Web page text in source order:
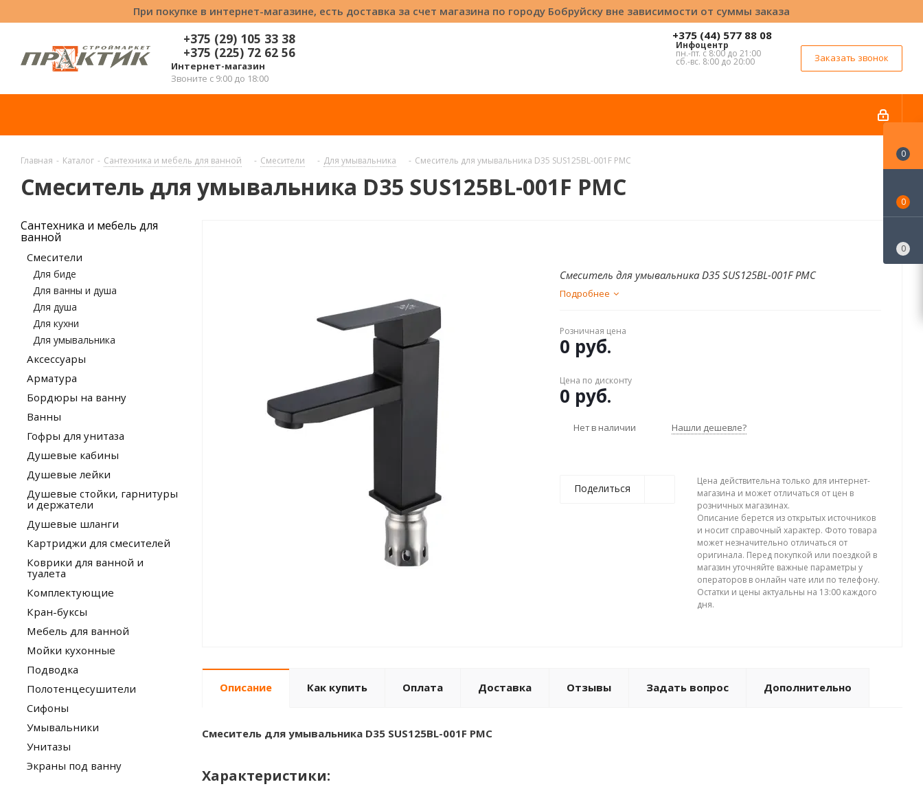
При покупке в интернет-магазине, есть доставка за счет магазина по городу Бобруйску вне зависимости от суммы заказа
+375 (29) 105 33 38
+375 (225) 72 62 56
Интернет-магазин
Звоните с 9:00 до 18:00
+375 (44) 577 88 08
Инфоцентр
пн.-пт. с 8:00 до 21:00
сб.-вс. 8:00 до 20:00 Заказать звонок
Главная - Каталог - Сантехника и мебель для ванной - Смесители - Для умывальника - Смеситель для умывальника D35 SUS125BL-001F РМС
Смеситель для умывальника D35 SUS125BL-001F РМС
Смеситель для умывальника D35 SUS125BL-001F РМС
Подробнее
Розничная цена
0 руб.
Цена по дисконту
0 руб.
Нет в наличии Нашли дешевле?
Поделиться
Цена действительна только для интернет-
магазина и может отличаться от цен в
розничных магазинах.
Описание берется из открытых источников
и носит справочный характер. Фото товара
может незначительно отличаться от
оригинала. Перед покупкой или поездкой в
магазин уточняйте важные параметры у
операторов в онлайн чате или по телефону.
Остатки и цены актуальны на 13:00 каждого
дня.
Описание Как купить Оплата Доставка Отзывы Задать вопрос Дополнительно
Смеситель для умывальника D35 SUS125BL-001F РМС
Характеристики:
Сантехника и мебель для
ванной
Смесители
Для биде
Для ванны и душа
Для душа
Для кухни
Для умывальника
Аксессуары
Арматура
Бордюры на ванну
Ванны
Гофры для унитаза
Душевые кабины
Душевые лейки
Душевые стойки, гарнитуры
и держатели
Душевые шланги
Картриджи для смесителей
Коврики для ванной и
туалета
Комплектующие
Кран-буксы
Мебель для ванной
Мойки кухонные
Подводка
Полотенцесушители
Сифоны
Умывальники
Унитазы
Экраны под ванну
0
0
0